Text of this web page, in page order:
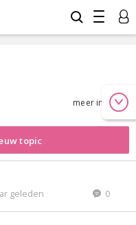
meer info
topic
geleden 0